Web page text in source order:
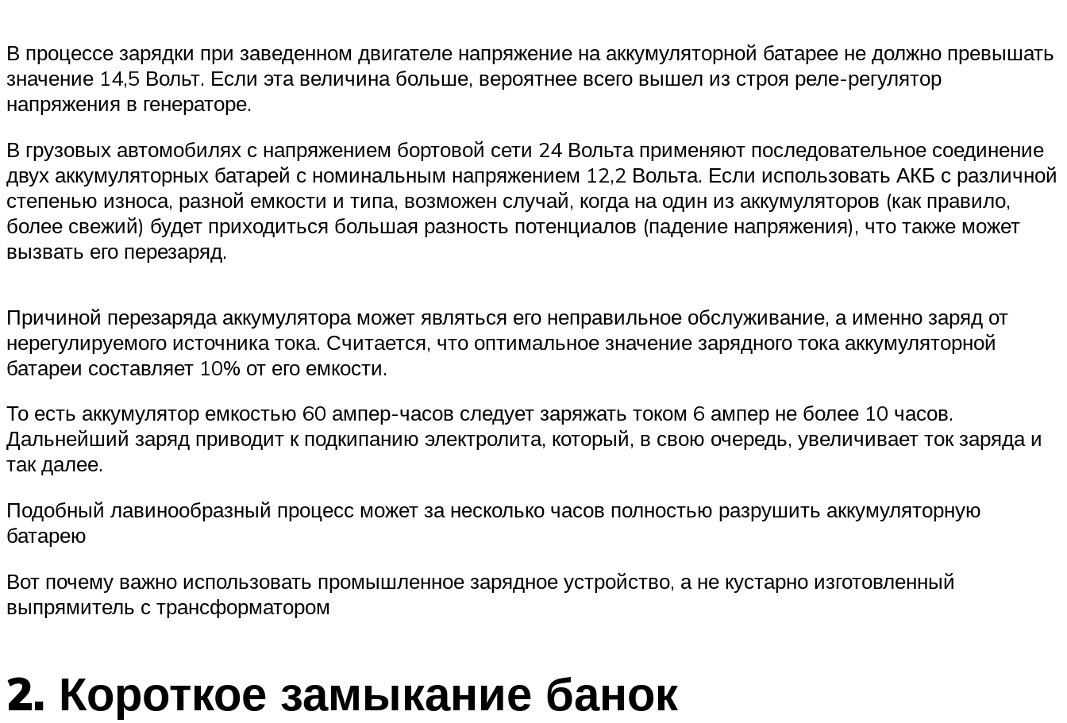
В процессе зарядки при заведенном двигателе напряжение на аккумуляторной батарее не должно превышать
значение 14,5 Вольт. Если эта величина больше, вероятнее всего вышел из строя реле-регулятор
напряжения в генераторе.
В грузовых автомобилях с напряжением бортовой сети 24 Вольта применяют последовательное соединение
двух аккумуляторных батарей с номинальным напряжением 12,2 Вольта. Если использовать АКБ с различной
степенью износа, разной емкости и типа, возможен случай, когда на один из аккумуляторов (как правило,
более свежий) будет приходиться большая разность потенциалов (падение напряжения), что также может
вызвать его перезаряд.
Причиной перезаряда аккумулятора может являться его неправильное обслуживание, а именно заряд от
нерегулируемого источника тока. Считается, что оптимальное значение зарядного тока аккумуляторной
батареи составляет 10% от его емкости.
То есть аккумулятор емкостью 60 ампер-часов следует заряжать током 6 ампер не более 10 часов.
Дальнейший заряд приводит к подкипанию электролита, который, в свою очередь, увеличивает ток заряда и
так далее.
Подобный лавинообразный процесс может за несколько часов полностью разрушить аккумуляторную
батарею
Вот почему важно использовать промышленное зарядное устройство, а не кустарно изготовленный
выпрямитель с трансформатором
2. Короткое замыкание банок